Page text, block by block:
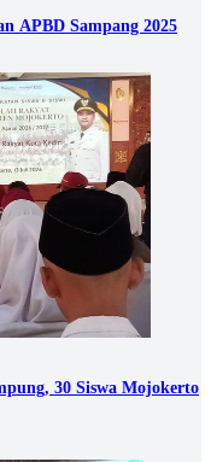
APBD Sampang 2025
30 Siswa Mojokerto